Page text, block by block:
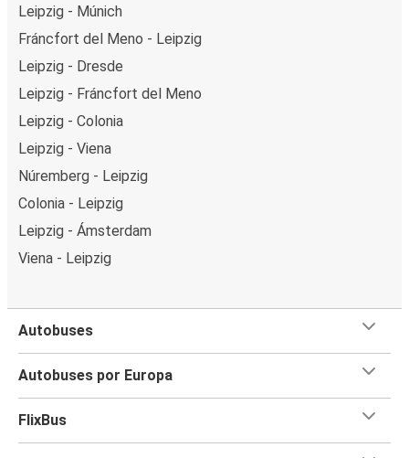
Leipzig - Múnich
Fráncfort del Meno - Leipzig
Leipzig - Dresde
Leipzig - Fráncfort del Meno
Leipzig - Colonia
Leipzig - Viena
Núremberg - Leipzig
Colonia - Leipzig
Leipzig - Ámsterdam
Viena - Leipzig
Autobuses
Autobuses por Europa
FlixBus